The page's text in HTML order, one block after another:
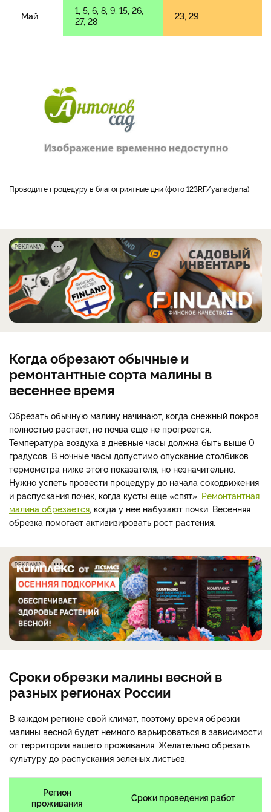
Май
1, 5, 6, 8, 9, 15, 26,
27, 28
23, 29
Проводите процедуру в благоприятные дни (фото 123RF/yanadjana)
РЕКЛАМА
Когда обрезают обычные и
ремонтантные сорта малины в
весеннее время
Обрезать обычную малину начинают, когда снежный покров
полностью растает, но почва еще не прогреется.
Температура воздуха в дневные часы должна быть выше 0
градусов. В ночные часы допустимо опускание столбиков
термометра ниже этого показателя, но незначительно.
Нужно успеть провести процедуру до начала сокодвижения
и распускания почек, когда кусты еще «спят». Ремонтантная
малина обрезается, когда у нее набухают почки. Весенняя
обрезка помогает активизировать рост растения.
РЕКЛАМА
Сроки обрезки малины весной в
разных регионах России
В каждом регионе свой климат, поэтому время обрезки
малины весной будет немного варьироваться в зависимости
от территории вашего проживания. Желательно обрезать
культуру до распускания зеленых листьев.
Регион
проживания
Сроки проведения работ